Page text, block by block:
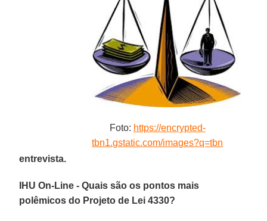
Foto: https://encrypted-
tbn1.gstatic.com/images?q=tbn
entrevista.
IHU On-Line - Quais são os pontos mais
polêmicos do Projeto de Lei 4330?